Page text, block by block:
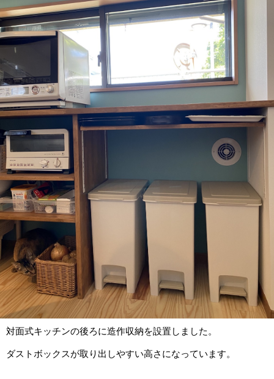
対面式キッチンの後ろに造作収納を設置しました。
ダストボックスが取り出しやすい高さになっています。